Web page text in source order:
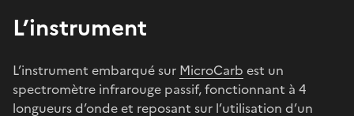
L’instrument
L’instrument embarqué sur MicroCarb est un
spectromètre infrarouge passif, fonctionnant à 4
longueurs d’onde et reposant sur l’utilisation d’un